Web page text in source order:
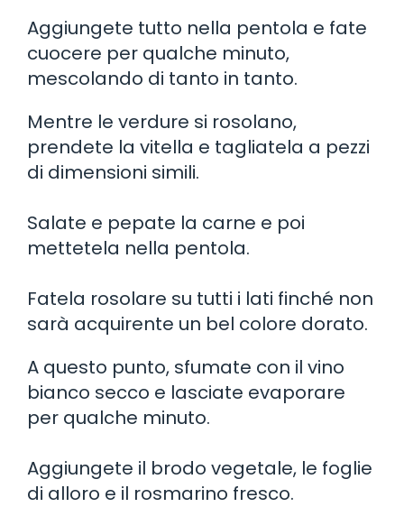
Aggiungete tutto nella pentola e fate
cuocere per qualche minuto,
mescolando di tanto in tanto.
Mentre le verdure si rosolano,
prendete la vitella e tagliatela a pezzi
di dimensioni simili.
Salate e pepate la carne e poi
mettetela nella pentola.
Fatela rosolare su tutti i lati finché non
sarà acquirente un bel colore dorato.
A questo punto, sfumate con il vino
bianco secco e lasciate evaporare
per qualche minuto.
Aggiungete il brodo vegetale, le foglie
di alloro e il rosmarino fresco.